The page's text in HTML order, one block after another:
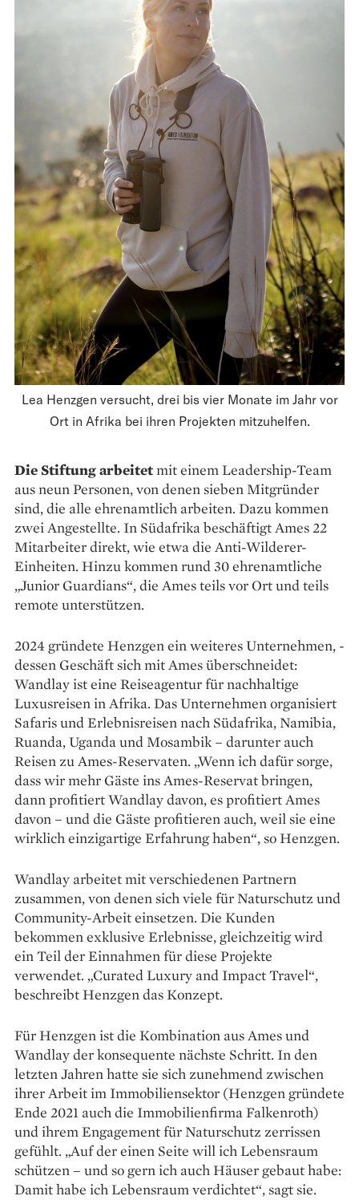
Lea Henzgen versucht, drei bis vier Monate im Jahr vor
Ort in Afrika bei ihren Projekten mitzuhelfen.
Die Stiftung arbeitetmit einem Leadership-Team
aus neun Personen, von denen sieben Mitgründer
sind, die alle ehrenamtlich arbeiten. Dazu kommen
zwei Angestellte. In Südafrika beschäftigt Ames 22
Mitarbeiter direkt, wie etwa die Anti-Wilderer-
Einheiten. Hinzu ­kommen rund 30 ehrenamtliche
„Junior ­Guardians“, die Ames teils vor Ort und teils
remote unterstützen.
2024 gründete Henzgen ein weiteres Unternehmen, ­
dessen Geschäft sich mit Ames über­schneidet:
Wandlay ist eine Reiseagentur für nachhaltige
Luxusreisen in ­Afrika. Das Unternehmen organisiert
­Safaris und Erlebnisreisen nach Süd­afrika, Namibia,
Ruanda, Uganda und Mosambik – darunter auch
Reisen zu Ames-Reservaten. „Wenn ich dafür sorge,
dass wir mehr Gäste ins Ames-Reservat bringen,
dann profitiert Wandlay davon, es profitiert Ames
davon – und die Gäste profitieren auch, weil sie eine
wirklich einzigartige Erfahrung haben“, so Henzgen.
Wandlay arbeitet mit ver­schiedenen Partnern
zusammen, von denen sich viele für Naturschutz und
Community-Arbeit einsetzen. Die Kunden
bekommen exklusive Erlebnisse, gleichzeitig wird
ein Teil der Einnahmen für diese Projekte
verwendet. „Curated Luxury and Impact Travel“,
beschreibt Henzgen das Konzept.
Für Henzgen ist die Kombination aus Ames und
Wandlay der konsequente nächste Schritt. In den
letzten Jahren hatte sie sich zunehmend zwischen
ihrer Arbeit im Immobiliensektor (Henzgen gründete
Ende 2021 auch die Immobilienfirma Falkenroth)
und ihrem Engagement für Naturschutz zerrissen
gefühlt. „Auf der einen Seite will ich Lebensraum
schützen – und so gern ich auch Häuser gebaut habe:
Damit habe ich Lebensraum verdichtet“, sagt sie.